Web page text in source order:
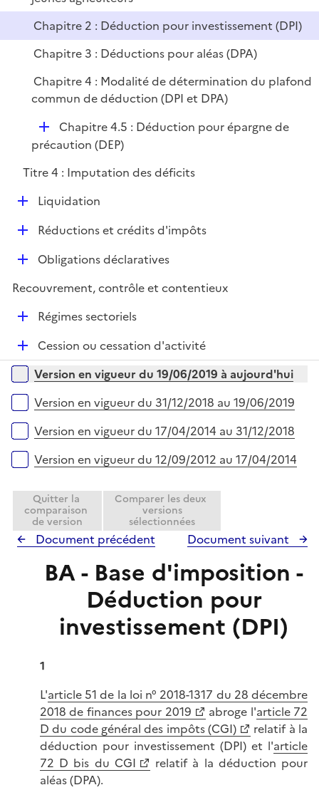
e
r
i
e
r
p
l
i
e
r
Chapitre 2 : Déduction pour investissement (DPI)
Chapitre 3 : Déductions pour aléas (DPA)
Chapitre 4 : Modalité de détermination du plafond
commun de déduction (DPI et DPA)
D
é
l
e
r
Chapitre 4.5 : Déduction pour épargne de
précaution (DEP)
Titre 4 : Imputation des déficits
D
e
Liquidation
D
i
Réductions et crédits d'impôts
D
p
r
Obligations déclaratives
Recouvrement, contrôle et contentieux
D
e
Régimes sectoriels
D
é
p
e
Cession ou cessation d'activité
Versions sur la période
Version en vigueur du 19/06/2019 à aujourd'hui
Version en vigueur du 31/12/2018 au 19/06/2019
Version en vigueur du 17/04/2014 au 31/12/2018
Version en vigueur du 12/09/2012 au 17/04/2014
Quitter la
comparaison
de version
Comparer les deux
versions
sélectionnées
Document précédent Document suivant
BA - Base d'imposition -
Déduction pour
investissement (DPI)
1
L'article 51 de la loi n° 2018-1317 du 28 décembre
2018 de finances pour 2019
abroge l'article 72
D du code général des impôts (CGI)
relatif à la
déduction pour investissement (DPI) et l'article
72 D bis du CGI
relatif à la déduction pour
aléas (DPA).